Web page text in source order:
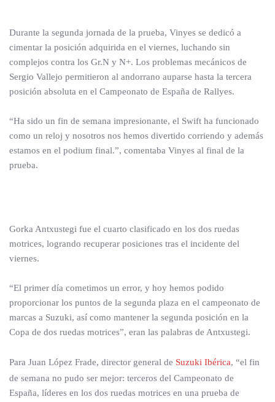
Durante la segunda jornada de la prueba, Vinyes se dedicó a
cimentar la posición adquirida en el viernes, luchando sin
complejos contra los Gr.N y N+. Los problemas mecánicos de
Sergio Vallejo permitieron al andorrano auparse hasta la tercera
posición absoluta en el Campeonato de España de Rallyes.
“Ha sido un fin de semana impresionante, el Swift ha funcionado
como un reloj y nosotros nos hemos divertido corriendo y además
estamos en el podium final.”, comentaba Vinyes al final de la
prueba.
Gorka Antxustegi fue el cuarto clasificado en los dos ruedas
motrices, logrando recuperar posiciones tras el incidente del
viernes.
“El primer día cometimos un error, y hoy hemos podido
proporcionar los puntos de la segunda plaza en el campeonato de
marcas a Suzuki, así como mantener la segunda posición en la
Copa de dos ruedas motrices”, eran las palabras de Antxustegi.
Para Juan López Frade, director general de Suzuki Ibérica, “el fin
de semana no pudo ser mejor: terceros del Campeonato de
España, líderes en los dos ruedas motrices en una prueba de